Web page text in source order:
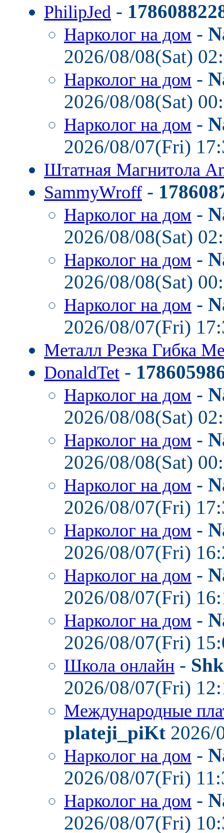
PhilipJed -
Нарколог на дом -
2026/08/08(Sat)
Нарколог на дом -
2026/08/08(Sat)
Нарколог на дом -
2026/08/07(Fri)
Штатная Магнитола
SammyWroff -
Нарколог на дом -
2026/08/08(Sat)
Нарколог на дом -
2026/08/08(Sat)
Нарколог на дом -
2026/08/07(Fri)
Металл Резка Гибка
DonaldTet -
Нарколог на дом -
2026/08/08(Sat)
Нарколог на дом -
2026/08/08(Sat)
Нарколог на дом -
2026/08/07(Fri)
Нарколог на дом -
2026/08/07(Fri)
Нарколог на дом -
2026/08/07(Fri)
Нарколог на дом -
2026/08/07(Fri)
Школа онлайн -
2026/08/07(Fri)
Международные
plateji_piKt 2026/
Нарколог на дом -
2026/08/07(Fri)
Нарколог на дом -
2026/08/07(Fri)